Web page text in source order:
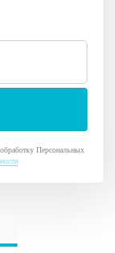
Персональных